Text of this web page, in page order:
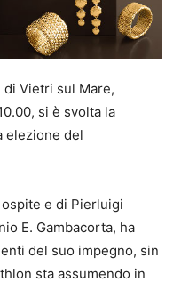
di Vietri sul Mare,
si è svolta la
elezione del
e di Pierluigi
E. Gambacorta, ha
del suo impegno, sin
sta assumendo in